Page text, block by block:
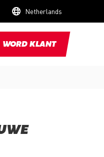
Netherlands
WORD KLANT